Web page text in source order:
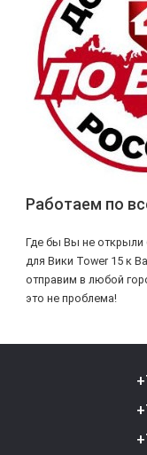
Работаем по
Где бы Вы не открыли
для Вики Tower 15 к
отправим в любой
это не проблема!